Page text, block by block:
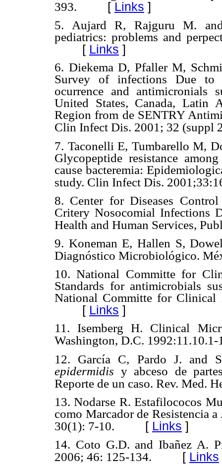
393.
[ Links ]
5. Aujard R, Rajguru M.
pediatrics: problems and
[ Links ]
6. Diekema D, Pfaller M,
Survey of infections Due
ocurrence and antimicronials
United States, Canada, Latin
Region from de SENTRY
Clin Infect Dis. 2001; 32 (suppl
7. Taconelli E, Tumbarello M,
Glycopeptide resistance
cause bacteremia:
study. Clin Infect Dis.
8. Center for Diseases
Critery Nosocomial Infections
Health and Human Services,
9. Koneman E, Hallen S,
Diagnóstico Microbiológico.
10.National Committe for
Standards for antimicrobials
National Committe for Clinical
[ Links ]
11. Isemberg H. Clinical
Washington, D.C.
12. García C, Pardo J. and
epidermidis y abceso de
Reporte de un caso. Rev. Med.
13.Nodarse R. Estafilococos
como Marcador de Resistencia
30(1): 7-10.
[ Links ]
14. Coto G.D. and Ibañez A.
2006; 46: 125-134.
[ Links